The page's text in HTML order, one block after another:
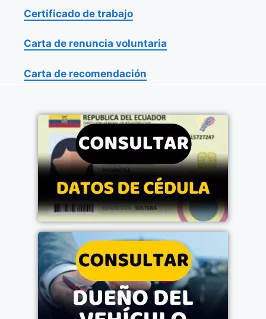
Certificado de trabajo
Carta de renuncia voluntaria
Carta de recomendación